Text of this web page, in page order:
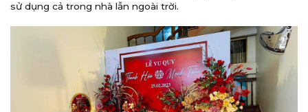
sử dụng cả trong nhà lẫn ngoài trời.